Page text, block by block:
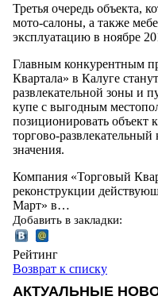
Третья очередь объекта,
мото-салоны, а также
эксплуатацию в ноябре
Главным конкурентным
Квартала» в Калуге
развлекательной зоны и
купе с выгодным
позиционировать объект
торгово-
значения.
Компания «Торговый
реконструкции
Март» в…
Добавить в закладки:
Рейтинг
Возврат к списку
АКТУАЛЬНЫЕ